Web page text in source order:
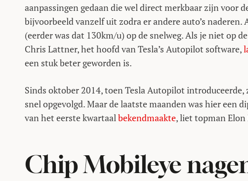
aanpassingen gedaan die wel direct merkbaar zijn voor
bijvoorbeeld vanzelf uit zodra er andere auto’s
(eerder was dat 130km/u) op de snelweg. Als je niet op
Chris Lattner, het hoofd van Tesla’s Autopilot software,
een stuk beter geworden is.
Sinds oktober 2014, toen Tesla Autopilot
snel opgevolgd. Maar de laatste maanden was hier een
van het eerste kwartaal bekendmaakte, liet topman
Chip Mobileye